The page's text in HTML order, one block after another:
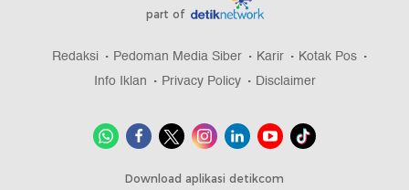
part of
Redaksi Pedoman Media Siber Karir
Kotak Pos
Info Iklan
Privacy Policy Disclaimer
Download aplikasi detikcom